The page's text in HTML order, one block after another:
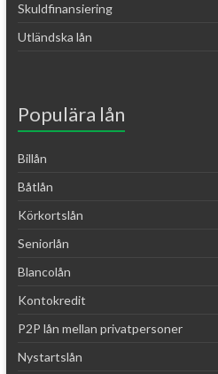
Skuldfinansiering
Utländska lån
Populära lån
Billån
Båtlån
Körkortslån
Seniorlån
Blancolån
Kontokredit
P2P lån mellan privatpersoner
Nystartslån